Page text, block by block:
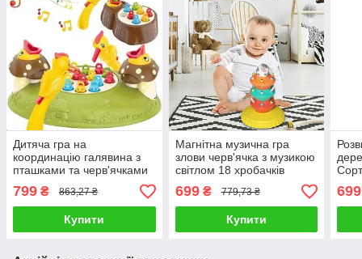
Дитяча гра на
координацію галявина з
пташками та черв'ячками
пташку з рухомою
платформою з музикою
799 ₴ 863,27 ₴
Купити
Магнітна музична гра
злови черв'ячка з музикою
світлом 18 хробачків
батарейках із рухомою
платформою
699₴ 779,73 ₴
Купити
699